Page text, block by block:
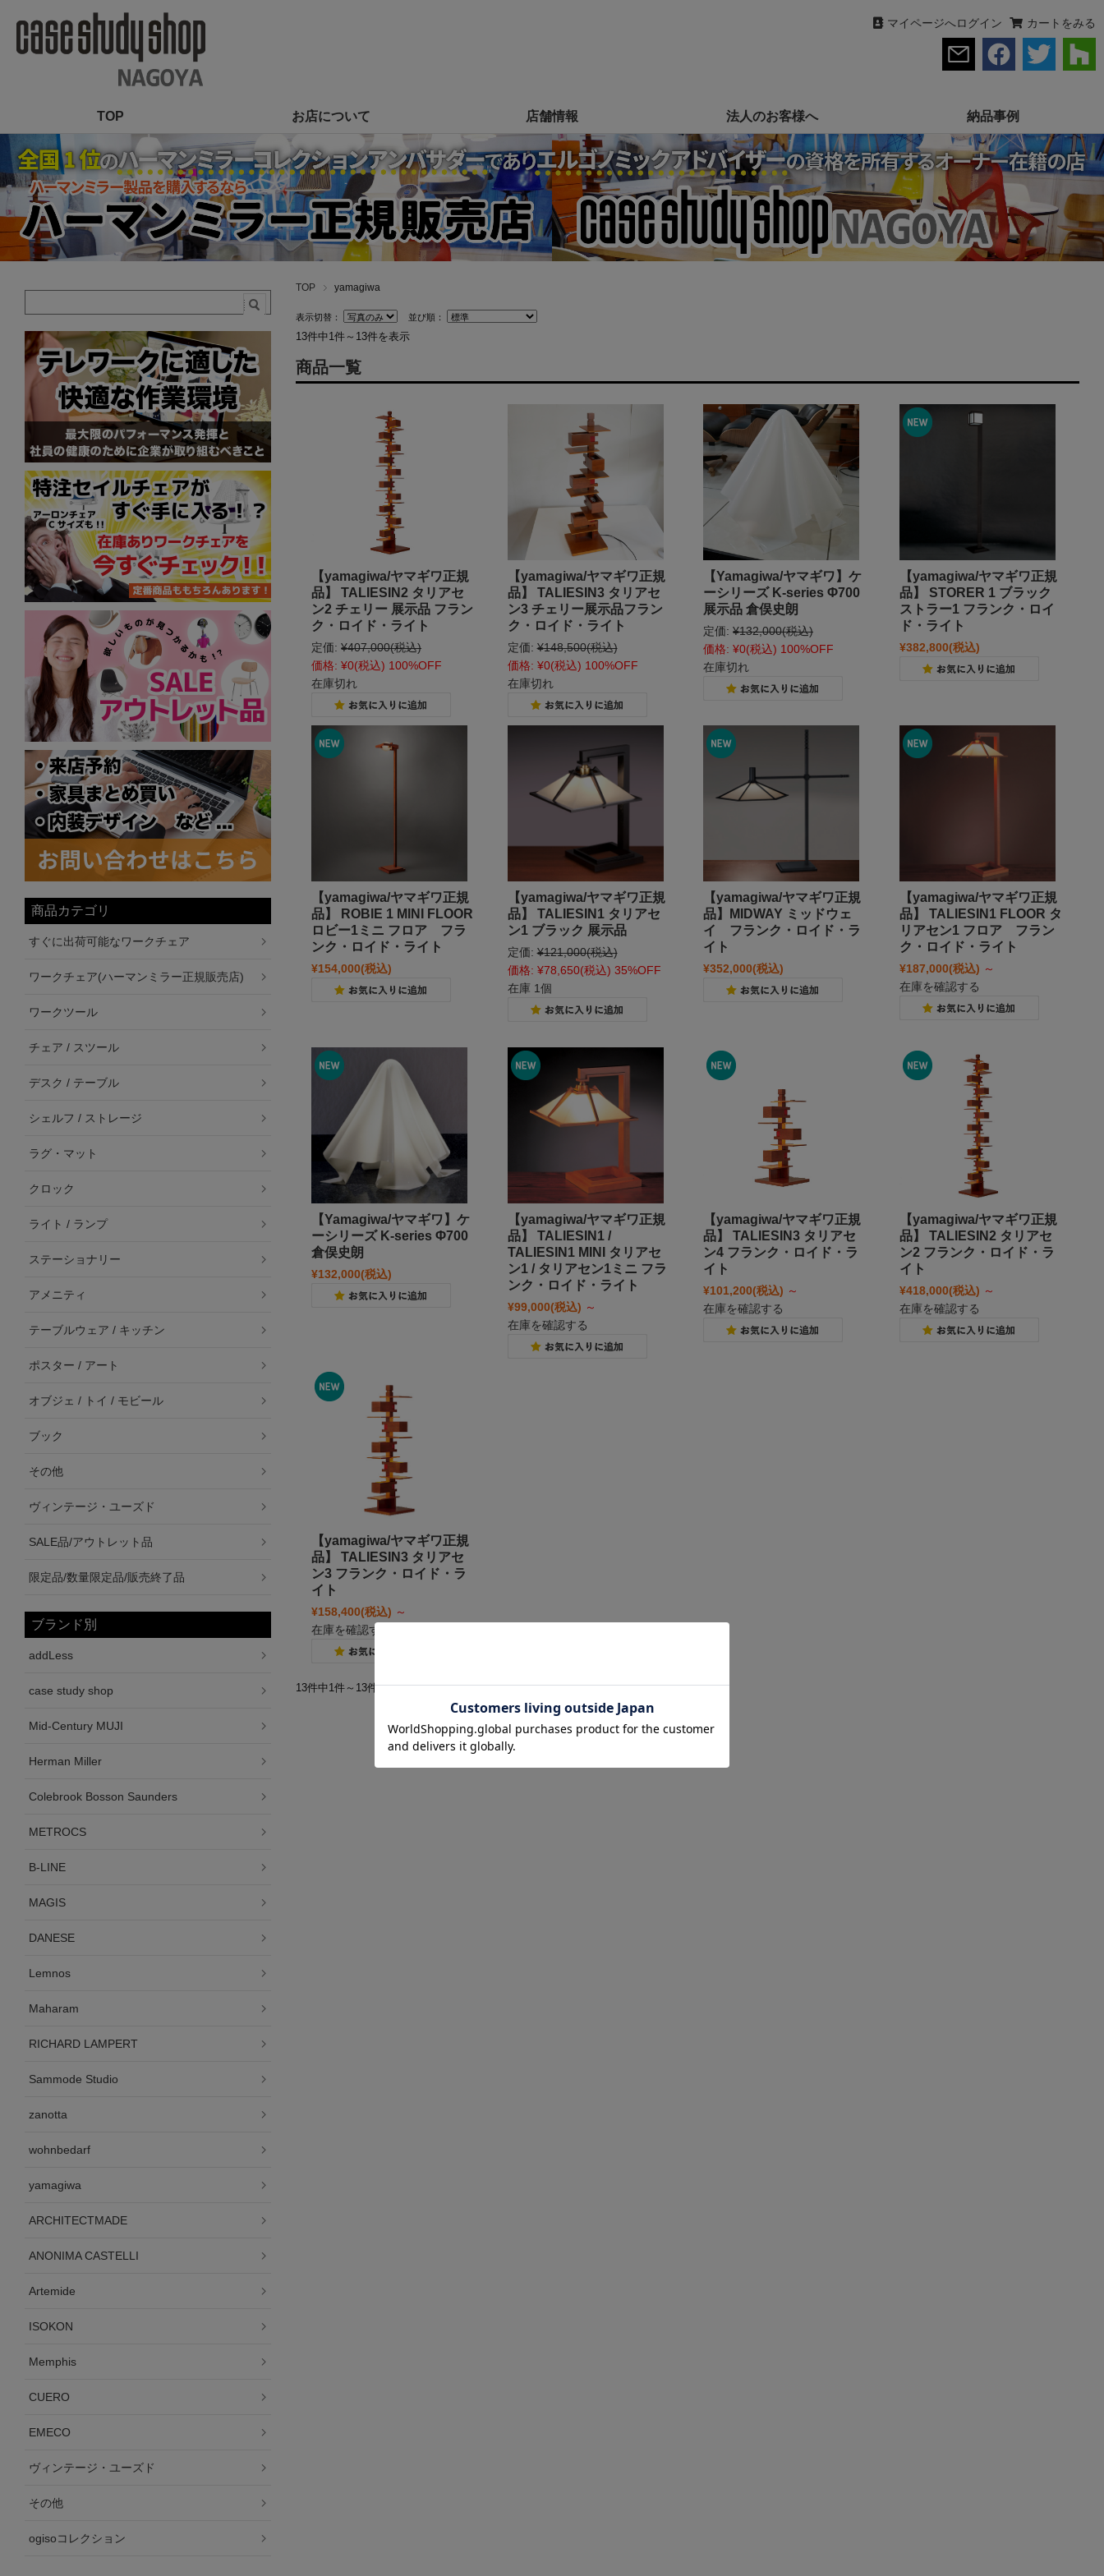
マイページへログイン カートをみる
TOP お店について 店舗情報 法人のお客様へ 納品事例
TOP yamagiwa
表示切替： 並び順：
13件中1件～13件を表示
商品一覧
【yamagiwa/ヤマギワ正規
品】 TALIESIN2 タリアセ
ン2 チェリー 展示品 フラン
ク・ロイド・ライト
定価: ¥407,000(税込)
価格: ¥0(税込) 100%OFF
在庫切れ
【yamagiwa/ヤマギワ正規
品】 TALIESIN3 タリアセ
ン3 チェリー展示品フラン
ク・ロイド・ライト
定価: ¥148,500(税込)
価格: ¥0(税込) 100%OFF
在庫切れ
【Yamagiwa/ヤマギワ】ケ
ーシリーズ K-series Φ700
展示品 倉俣史朗
定価: ¥132,000(税込)
価格: ¥0(税込) 100%OFF
在庫切れ
【yamagiwa/ヤマギワ正規
品】 STORER 1 ブラック
ストラー1 フランク・ロイ
ド・ライト
¥382,800(税込)
【yamagiwa/ヤマギワ正規
品】 ROBIE 1 MINI FLOOR
ロビー1ミニ フロア フラ
ンク・ロイド・ライト
¥154,000(税込)
【yamagiwa/ヤマギワ正規
品】 TALIESIN1 タリアセ
ン1 ブラック 展示品
定価: ¥121,000(税込)
価格: ¥78,650(税込) 35%OFF
在庫 1個
【yamagiwa/ヤマギワ正規
品】MIDWAY ミッドウェ
イ フランク・ロイド・ラ
イト
¥352,000(税込)
【yamagiwa/ヤマギワ正規
品】 TALIESIN1 FLOOR タ
リアセン1 フロア フラン
ク・ロイド・ライト
¥187,000(税込) ～
在庫を確認する
【Yamagiwa/ヤマギワ】ケ
ーシリーズ K-series Φ700
倉俣史朗
¥132,000(税込)
【yamagiwa/ヤマギワ正規
品】 TALIESIN1 /
TALIESIN1 MINI タリアセ
ン1 / タリアセン1ミニ フラ
ンク・ロイド・ライト
¥99,000(税込) ～
在庫を確認する
【yamagiwa/ヤマギワ正規
品】 TALIESIN3 タリアセ
ン4 フランク・ロイド・ラ
イト
¥101,200(税込) ～
在庫を確認する
【yamagiwa/ヤマギワ正規
品】 TALIESIN2 タリアセ
ン2 フランク・ロイド・ラ
イト
¥418,000(税込) ～
在庫を確認する
【yamagiwa/ヤマギワ正規
品】 TALIESIN3 タリアセ
ン3 フランク・ロイド・ラ
イト
¥158,400(税込) ～
在庫を確認する
13件中1件～13件を表示
商品カテゴリ
すぐに出荷可能なワークチェア
ワークチェア(ハーマンミラー正規販売店)
ワークツール
チェア / スツール
デスク / テーブル
シェルフ / ストレージ
ラグ・マット
クロック
ライト / ランプ
ステーショナリー
アメニティ
テーブルウェア / キッチン
ポスター / アート
オブジェ / トイ / モビール
ブック
その他
ヴィンテージ・ユーズド
SALE品/アウトレット品
限定品/数量限定品/販売終了品
ブランド別
addLess
case study shop
Mid-Century MUJI
Herman Miller
Colebrook Bosson Saunders
METROCS
B-LINE
MAGIS
DANESE
Lemnos
Maharam
RICHARD LAMPERT
Sammode Studio
zanotta
wohnbedarf
yamagiwa
ARCHITECTMADE
ANONIMA CASTELLI
Artemide
ISOKON
Memphis
CUERO
EMECO
ヴィンテージ・ユーズド
その他
ogisoコレクション